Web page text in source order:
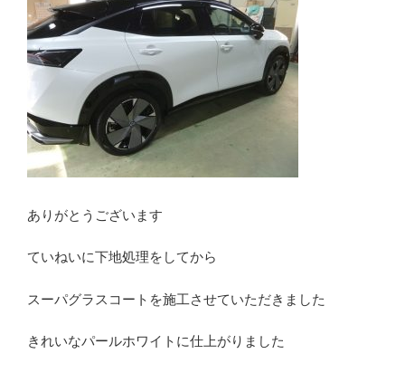
ありがとうございます
ていねいに下地処理をしてから
スーパグラスコートを施工させていただきました
きれいなパールホワイトに仕上がりました